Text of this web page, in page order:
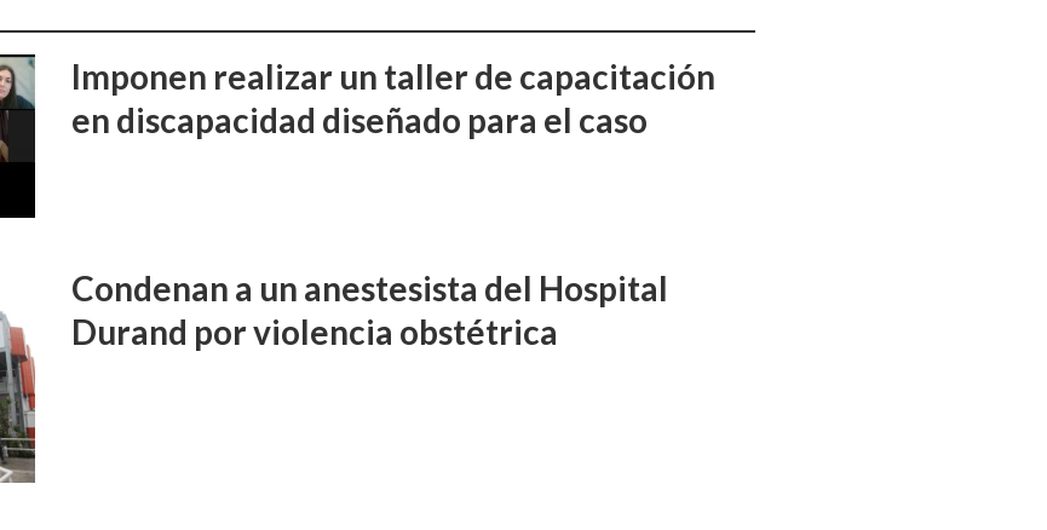
Imponen realizar un taller de capacitación
en discapacidad diseñado para el caso
Condenan a un anestesista del Hospital
Durand por violencia obstétrica